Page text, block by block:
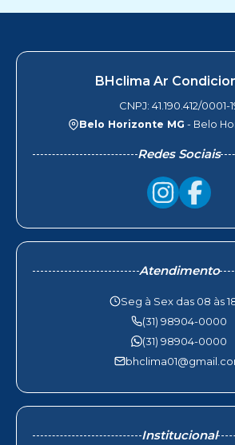
BHclima Ar
CNPJ: 41.190.412/0001-
Belo Horizonte MG - Belo
Redes Sociais
Atendimento
Seg à Sex das 08 às
(31) 98904-0000
(31) 98904-0000
Institucional